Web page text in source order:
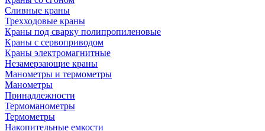
Сливные краны
Трехходовые краны
Краны под сварку полипропиленовые
Краны с сервоприводом
Краны электромагнитные
Незамерзающие краны
Манометры и термометры
Манометры
Принадлежности
Термоманометры
Термометры
Накопительные емкости